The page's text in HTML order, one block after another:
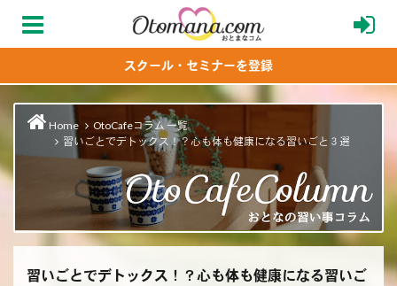
スクール・セミナーを登録
Home
OtoCafeコラム 一覧
習いごとでデトックス！？心も体も健康になる習いごと３選
習いごとでデトックス！？心も体も健康になる習いご